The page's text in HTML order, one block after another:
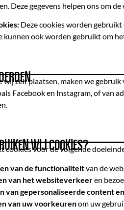
Deze gegevens helpen ons om
Deze cookies worden
kunnen ook worden gebruikt om
wij zelf plaatsen, maken we
Facebook en Instagram, of van
WIJ COOKIES?
cookies voor de volgende
van de functionaliteitvan de
van het websiteverkeeren
van gepersonaliseerde content
van uw voorkeurenom uw